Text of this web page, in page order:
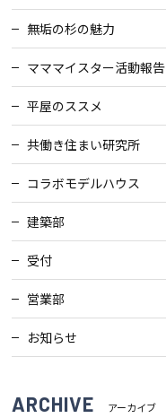
無垢の杉の魅力
マママイスター活動報告
平屋のススメ
共働き住まい研究所
コラボモデルハウス
建築部
受付
営業部
お知らせ
ARCHIVE アーカイブ